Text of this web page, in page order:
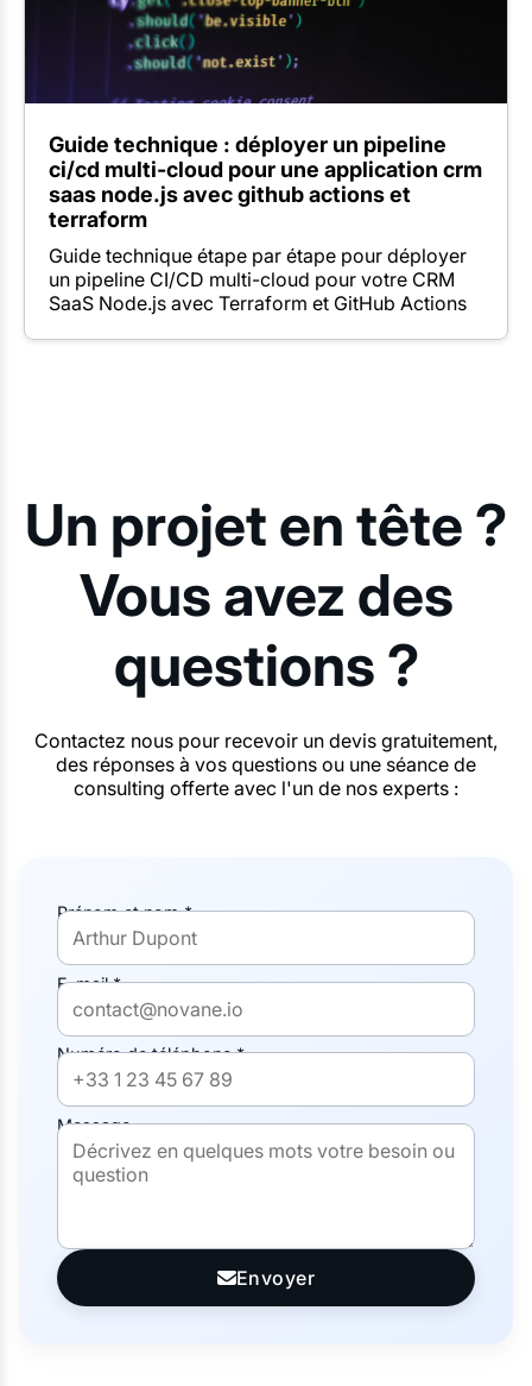
Guide technique : déployer un pipeline
ci/cd multi-cloud pour une application crm
saas node.js avec github actions et
terraform
Guide technique étape par étape pour déployer
un pipeline CI/CD multi-cloud pour votre CRM
SaaS Node.js avec Terraform et GitHub Actions
Un projet en tête ?
Vous avez des
questions ?
Contactez nous pour recevoir un devis gratuitement,
des réponses à vos questions ou une séance de
consulting offerte avec l'un de nos experts :
Prénom et nom *
E-mail *
Numéro de téléphone *
Message
Envoyer